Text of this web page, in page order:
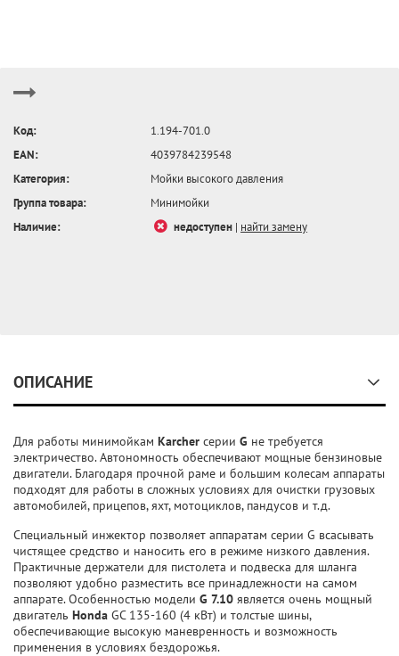
Код:
1.194-701.0
EAN:
4039784239548
Категория:
Мойки высокого давления
Группа товара:
Минимойки
Наличие:
недоступен | найти замену
ОПИСАНИЕ
Для работы минимойкам Karcher серии G не требуется
электричество. Автономность обеспечивают мощные бензиновые
двигатели. Благодаря прочной раме и большим колесам аппараты
подходят для работы в сложных условиях для очистки грузовых
автомобилей, прицепов, яхт, мотоциклов, пандусов и т.д.
Специальный инжектор позволяет аппаратам серии G всасывать
чистящее средство и наносить его в режиме низкого давления.
Практичные держатели для пистолета и подвеска для шланга
позволяют удобно разместить все принадлежности на самом
аппарате. Особенностью модели G 7.10 является очень мощный
двигатель Honda GC 135-160 (4 кВт) и толстые шины,
обеспечивающие высокую маневренность и возможность
применения в условиях бездорожья.